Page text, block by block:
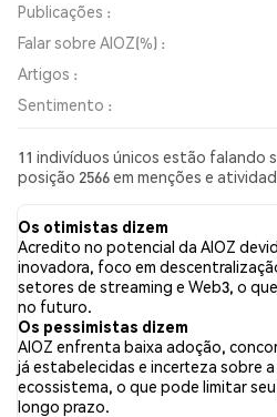
Publicações :
Falar sobre AIOZ(%) :
Artigos :
Sentimento :
11 indivíduos únicos estão falando
posição 2566 em menções e
AIOZ em todas as redes sociais foi
publicados 0 artigos de notícias
dos tweets apresentaram um
comparação com 6.25% dos tweets
sobre AIOZ. 50.00% dos tweets
AIOZ. Esses sentimentos são
Os otimistas dizem
Acredito no potencial da AIOZ
inovadora, foco em
setores de streaming e Web3, o
no futuro.
Os pessimistas dizem
AIOZ enfrenta baixa adoção,
já estabelecidas e incerteza sobre
ecossistema, o que pode limitar
longo prazo.